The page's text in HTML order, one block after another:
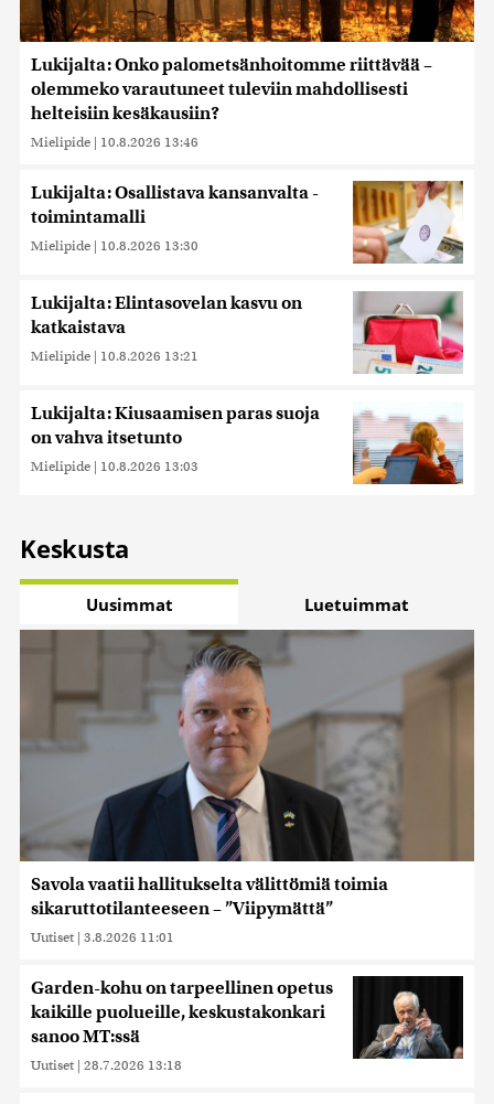
Lukijalta: Onko palometsänhoitomme riittävää –
olemmeko varautuneet tuleviin mahdollisesti
helteisiin kesäkausiin?
Mielipide | 10.8.2026 13:46
Lukijalta: Osallistava kansanvalta -
toimintamalli
Mielipide | 10.8.2026 13:30
Lukijalta: Elintasovelan kasvu on
katkaistava
Mielipide | 10.8.2026 13:21
Lukijalta: Kiusaamisen paras suoja
on vahva itsetunto
Mielipide | 10.8.2026 13:03
Keskusta
Uusimmat Luetuimmat
Savola vaatii hallitukselta välittömiä toimia
sikaruttotilanteeseen – ”Viipymättä”
Uutiset | 3.8.2026 11:01
Garden-kohu on tarpeellinen opetus
kaikille puolueille, keskustakonkari
sanoo MT:ssä
Uutiset | 28.7.2026 13:18